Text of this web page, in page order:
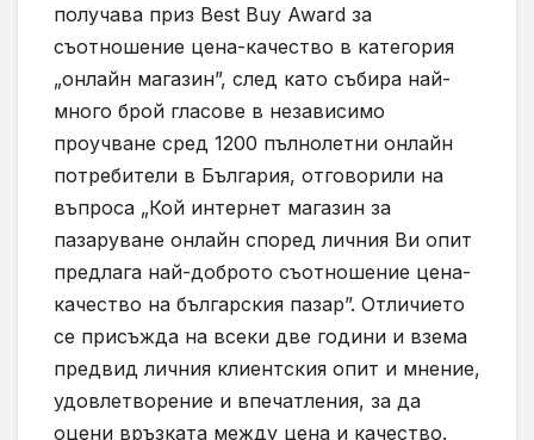
получава приз Best Buy Award за
съотношение цена-качество в категория
„онлайн магазин”, след като събира най-
много брой гласове в независимо
проучване сред 1200 пълнолетни онлайн
потребители в България, отговорили на
въпроса „Кой интернет магазин за
пазаруване онлайн според личния Ви опит
предлага най-доброто съотношение цена-
качество на българския пазар”. Отличието
се присъжда на всеки две години и взема
предвид личния клиентския опит и мнение,
удовлетворение и впечатления, за да
оцени връзката между цена и качество.